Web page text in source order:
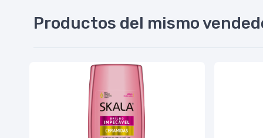
Productos del mismo